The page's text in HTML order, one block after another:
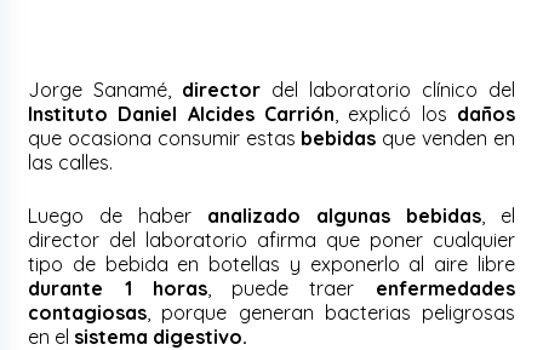
Jorge Sanamé, director del laboratorio clínico del
Instituto Daniel Alcides Carrión , explicó los daños
que ocasiona consumir estas bebidas que venden en
las calles.
Luego de haber analizado algunas bebidas, el
director del laboratorio afirma que poner cualquier
tipo de bebida en botellas y exponerlo al aire libre
durante 1 horas, puede traer enfermedades
contagiosas , porque generan bacterias peligrosas
en el sistema digestivo.